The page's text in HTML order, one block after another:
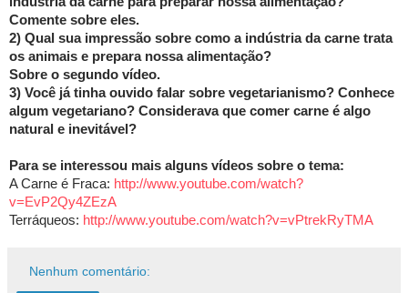
Comente sobre eles.
2) Qual sua impressão sobre como a indústria da carne trata
os animais e prepara nossa alimentação?
Sobre o segundo vídeo.
3) Você já tinha ouvido falar sobre vegetarianismo? Conhece
algum vegetariano? Considerava que comer carne é algo
natural e inevitável?
Para se interessou mais alguns vídeos sobre o tema:
A Carne é Fraca: http://www.youtube.com/watch?
v=EvP2Qy4ZEzA
Terráqueos: http://www.youtube.com/watch?v=vPtrekRyTMA
Nenhum comentário: